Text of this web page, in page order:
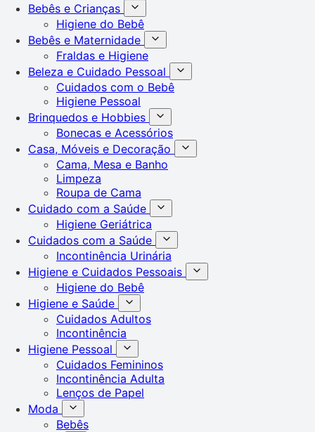
Bebês e Crianças
Higiene do Bebê
Bebês e Maternidade
Fraldas e Higiene
Beleza e Cuidado Pessoal
Cuidados com o Bebê
Higiene Pessoal
Brinquedos e Hobbies
Bonecas e Acessórios
Casa, Móveis e Decoração
Cama, Mesa e Banho
Limpeza
Roupa de Cama
Cuidado com a Saúde
Higiene Geriátrica
Cuidados com a Saúde
Incontinência Urinária
Higiene e Cuidados Pessoais
Higiene do Bebê
Higiene e Saúde
Cuidados Adultos
Incontinência
Higiene Pessoal
Cuidados Femininos
Incontinência Adulta
Lenços de Papel
Moda
Bebês